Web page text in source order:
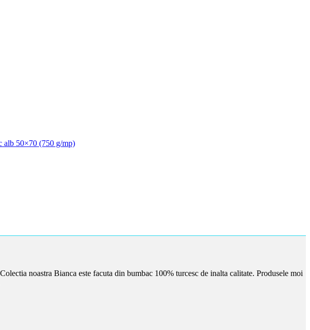
alb 50×70 (750 g/mp)
noastra Bianca este facuta din bumbac 100% turcesc de inalta calitate. Produsele moi